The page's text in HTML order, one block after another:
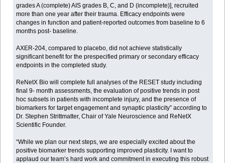
grades A (complete) AIS grades B, C, and D (incomplete)], recruited
more than one year after their trauma. Efficacy endpoints were
changes in function and patient-reported outcomes from baseline to 6
months post- baseline.
AXER-204, compared to placebo, did not achieve statistically
significant benefit for the prespecified primary or secondary efficacy
endpoints in the completed study.
ReNetX Bio will complete full analyses of the RESET study including
final 9- month assessments, the evaluation of positive trends in post
hoc subsets in patients with incomplete injury, and the presence of
biomarkers for target engagement and synaptic plasticity” according to
Dr. Stephen Strittmatter, Chair of Yale Neuroscience and ReNetX
Scientific Founder.
“While we plan our next steps, we are especially excited about the
positive biomarker trends supporting improved plasticity. I want to
applaud our team’s hard work and commitment in executing this robust